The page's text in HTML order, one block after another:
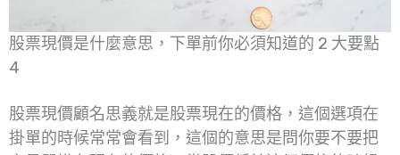
股票現價是什麼意思，下單前你必須知道的 2 大要點
4
股票現價顧名思義就是股票現在的價格，這個選項在
掛單的時候常常會看到，這個的意思是問你要不要把